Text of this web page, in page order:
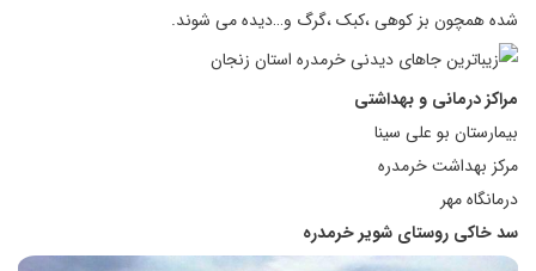
شده همچون بز کوهی ،کبک ،گرگ و…دیده می شوند.
مراکز درمانی و بهداشتی
بیمارستان بو علی سینا
مرکز بهداشت خرمدره
درمانگاه مهر
سد خاکی روستای شویر خرمدره